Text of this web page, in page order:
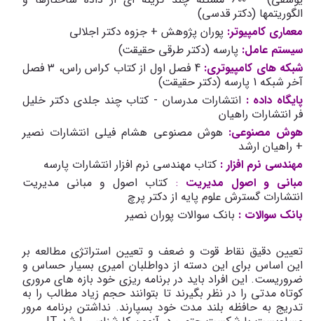
الگوریتم­ها (دکتر قدسی)
معماری کامپیوتر: پوران پژوهش + جزوه دکتر اجلالی
سیستم عامل: پارسه (دکتر طرقی حقیقت)
شبکه ­های کامپیوتری:
4 فصل اول از کتاب کراس راس، 3 فصل
آخر شبکه 1 پارسه (دکتر حقیقت)
پایگاه داده : انتشارات مدرسان - کتاب چند جلدی دکتر خلیل
فر انتشارات راهیان
هوش مصنوعی: هوش مصنوعی هشام فیلی انتشارات نصیر
+ راهیان ارشد
مهندسی نرم افزار : کتاب مهندسی نرم افزار انتشارات پارسه
مبانی و اصول مدیریت : کتاب اصول و مبانی مدیریت
انتشارات گسترش علوم پایه از دکتر پرچ
بانک سوالات : بانک سوالات پوران نصیر
تعیین دقیق نقاط قوت و ضعف و تعیین استراتژی مطالعه بر
این اساس برای این دسته از دواطلبان امیری بسیار حساس و
ضروریست. این افراد باید در برنامه ریزی خود بازه های مروری
کوتاه مدتی را در نظر بگیرند تا بتوانند حجم زیاد مطالب را به
تدریج به حافظه بلند مدت خود بسپارند. نداشتن برنامه مرور